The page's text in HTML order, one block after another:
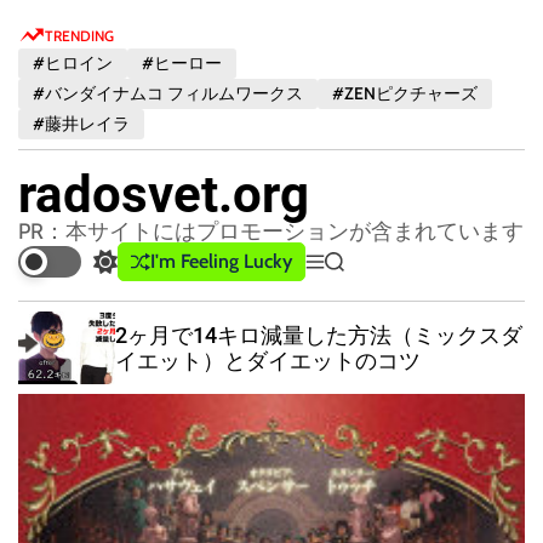
TRENDING
#ヒロイン
#ヒーロー
#バンダイナムコ フィルムワークス
#ZENピクチャーズ
#藤井レイラ
radosvet.org
PR：本サイトにはプロモーションが含まれています
S
w
c
h
o
l
o
r
m
I'm Feeling Lucky
M
e
u
S
e
r
c
h
2ヶ月で14キロ減量した方法（ミックスダ
イエット）とダイエットのコツ